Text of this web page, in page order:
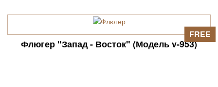
Флюгер "Запад - Восток" (Модель v-953)
FREE